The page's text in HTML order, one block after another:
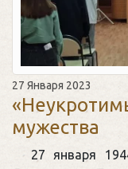
27 Января 2023
мужества
27 января